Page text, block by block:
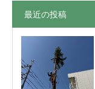
最近の投稿